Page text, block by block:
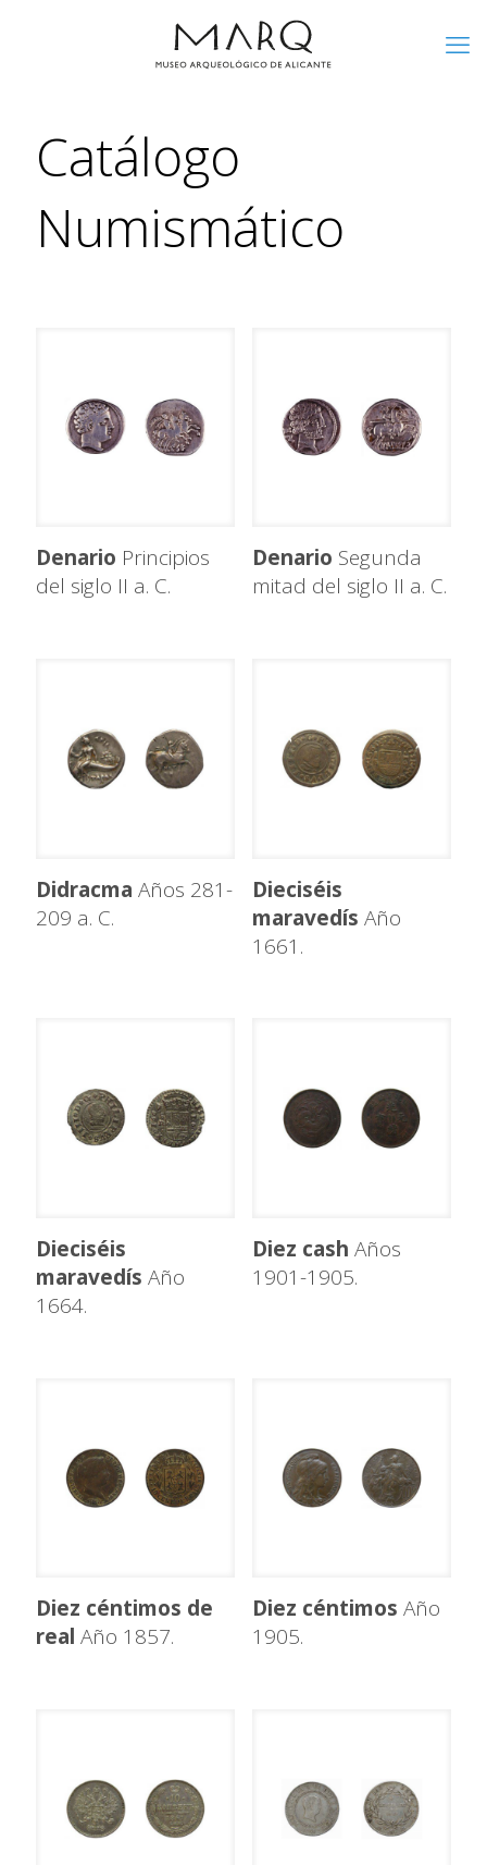
Catálogo
Numismático
Denario Principios
del siglo II a. C.
Denario Segunda
mitad del siglo II a. C.
Didracma Años 281-
209 a. C.
Dieciséis
maravedís Año
1661.
Dieciséis
maravedís Año
1664.
Diez cash Años
1901-1905.
Diez céntimos de
real Año 1857.
Diez céntimos Año
1905.